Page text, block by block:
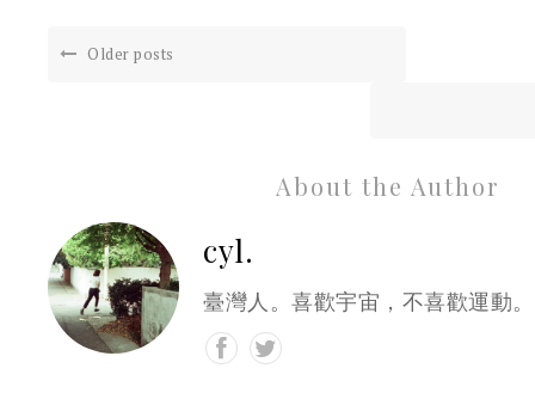
Older posts
About the Author
cyl.
臺灣人。喜歡宇宙，不喜歡運動